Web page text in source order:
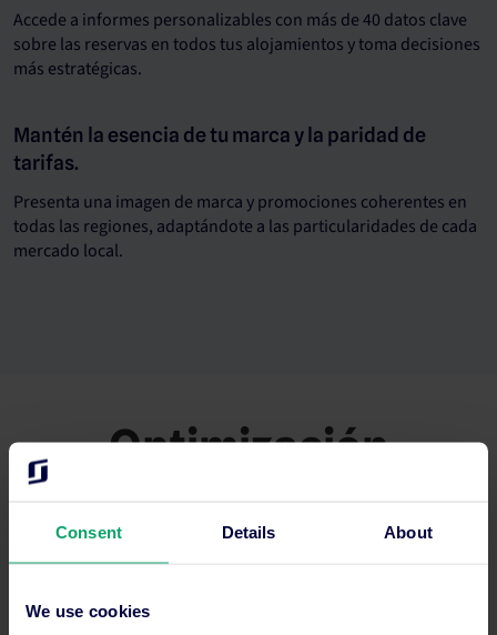
Consent Details About
We use cookies
Accede a informes personalizables con más de 40 datos clave
sobre las reservas en todos tus alojamientos y toma decisiones
más estratégicas.
Mantén la esencia de tu marca y la paridad de
tarifas.
Presenta una imagen de marca y promociones coherentes en
todas las regiones, adaptándote a las particularidades de cada
mercado local.
Optimización
Maximiza la eficacia y el rendimiento de tus alojamientos